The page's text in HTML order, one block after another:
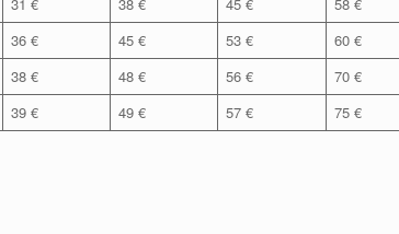
36 € 45 € 53 €
60 €
38 € 48 € 56 €
70 €
39 € 49 € 57 € 75 €